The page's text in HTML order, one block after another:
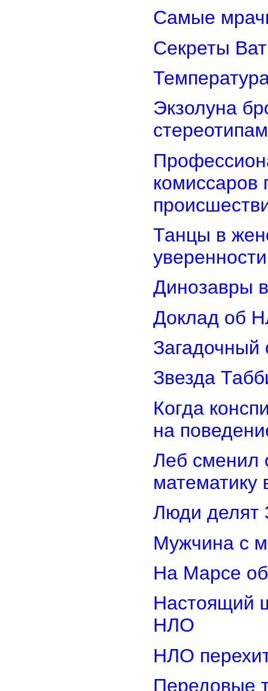
Самые
Секреты
Экзолуна
стереотипам
комиссаров
Танцы в
Динозавры
Доклад об
Загадочный
Звезда
Когда
на
Леб сменил
математику
Люди делят
Мужчина с
На Марсе
Настоящий
НЛО
НЛО
Передовые